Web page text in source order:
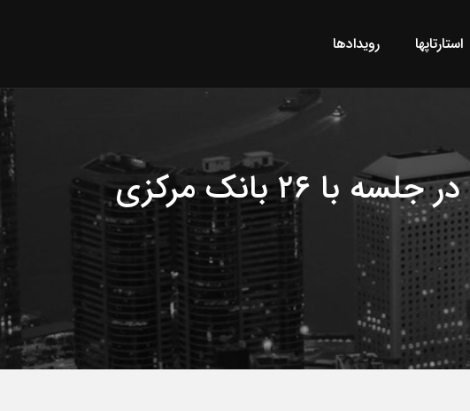
استارتاپها رویدادها
پاسخ‌های دیوید مارکوس به انتقادات علیه لیبرا / در جلسه با ۲۶ بانک مرکزی